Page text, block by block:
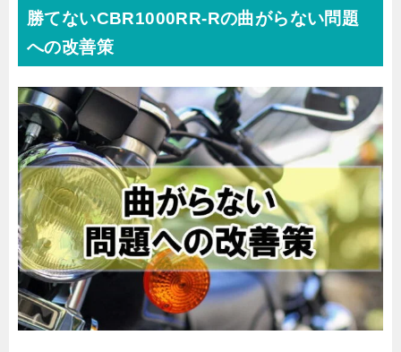
勝てないCBR1000RR-Rの曲がらない問題
への改善策